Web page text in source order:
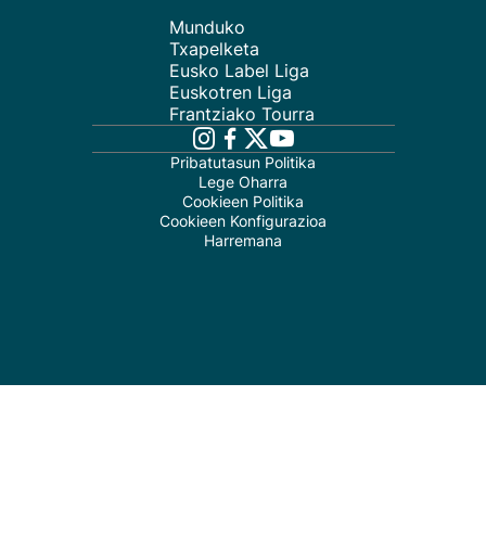
Munduko
Txapelketa
Eusko Label Liga
Euskotren Liga
Frantziako Tourra
Pribatutasun Politika
Lege Oharra
Cookieen Politika
Cookieen Konfigurazioa
Harremana